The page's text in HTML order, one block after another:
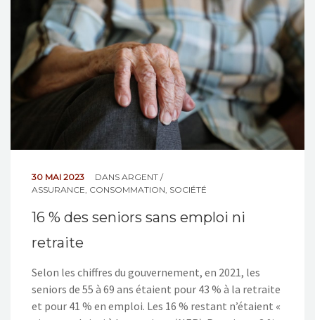
30 MAI 2023 DANS ARGENT /
ASSURANCE CONSOMMATION SOCIÉTÉ
16 % des seniors sans emploi ni
retraite
Selon les chiffres du gouvernement, en 2021, les
seniors de 55 à 69 ans étaient pour 43 % à la retraite
et pour 41 % en emploi. Les 16 % restant n’étaient «